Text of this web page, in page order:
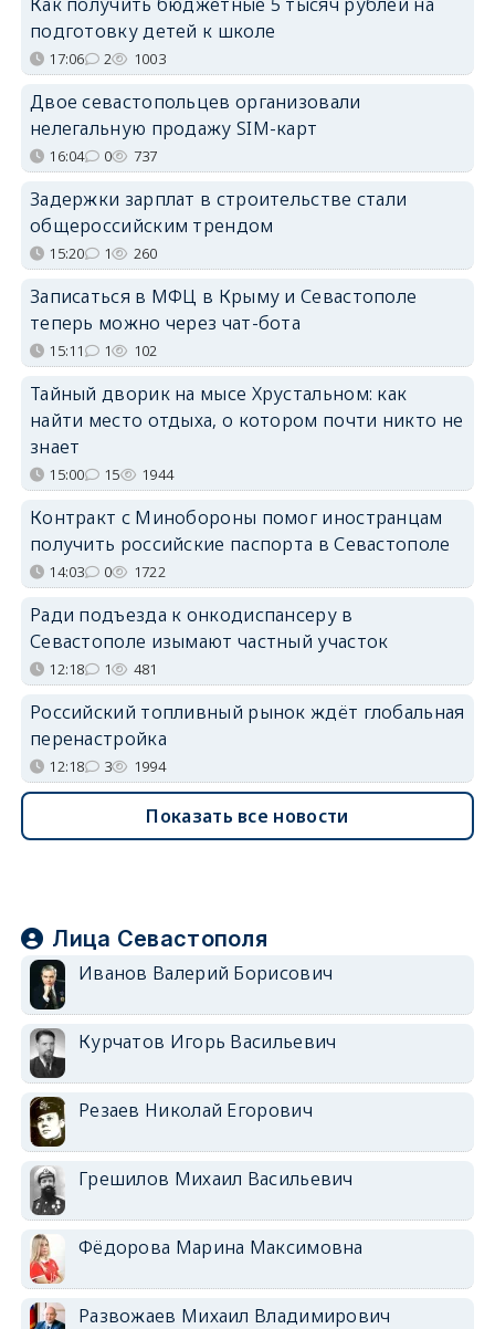
подготовку детей к школе
17:06 2 1003
Двое севастопольцев организовали
нелегальную продажу SIM-карт
16:04 0 737
Задержки зарплат в строительстве стали
общероссийским трендом
15:20 1 260
Записаться в МФЦ в Крыму и Севастополе
теперь можно через чат-бота
15:11 1 102
Тайный дворик на мысе Хрустальном: как
найти место отдыха, о котором почти никто не
знает
15:00 15 1944
Контракт с Минобороны помог иностранцам
получить российские паспорта в Севастополе
14:03 0 1722
Ради подъезда к онкодиспансеру в
Севастополе изымают частный участок
12:18 1 481
Российский топливный рынок ждёт глобальная
перенастройка
12:18 3 1994
Показать все новости
Лица Севастополя
Иванов Валерий Борисович
Курчатов Игорь Васильевич
Резаев Николай Егорович
Грешилов Михаил Васильевич
Фёдорова Марина Максимовна
Развожаев Михаил Владимирович